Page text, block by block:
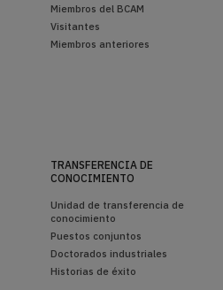
Miembros del BCAM
Visitantes
Miembros anteriores
TRANSFERENCIA DE
CONOCIMIENTO
Unidad de transferencia de
conocimiento
Puestos conjuntos
Doctorados industriales
Historias de éxito